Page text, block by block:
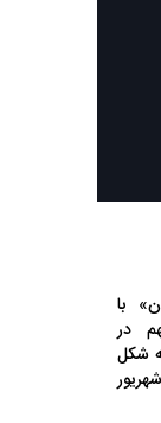
با
در
شکل
۲ روز از سه‌شنبه ۲۵ شهریور